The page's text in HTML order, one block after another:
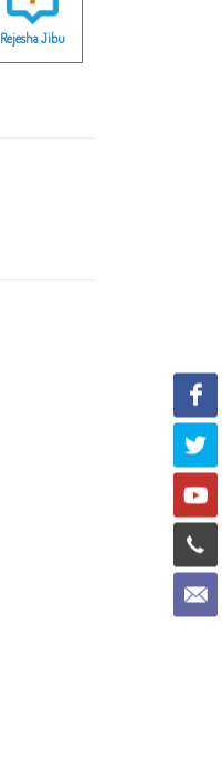
Rejesha Jibu